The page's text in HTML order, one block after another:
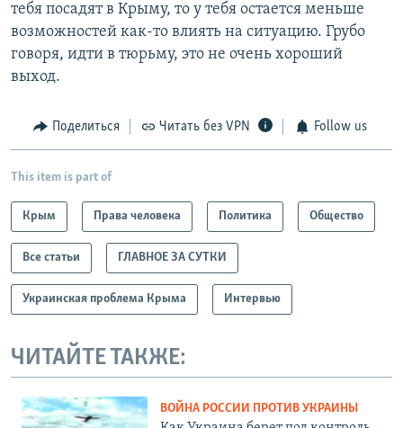
тебя посадят в Крыму, то у тебя остается меньше
возможностей как-то влиять на ситуацию. Грубо
говоря, идти в тюрьму, это не очень хороший
выход.
Поделиться Читать без VPN Follow us
This item is part of
Крым Права человека Политика Общество
Все статьи ГЛАВНОЕ ЗА СУТКИ
Украинская проблема Крыма Интервью
ЧИТАЙТЕ ТАКЖЕ:
ВОЙНА РОССИИ ПРОТИВ УКРАИНЫ